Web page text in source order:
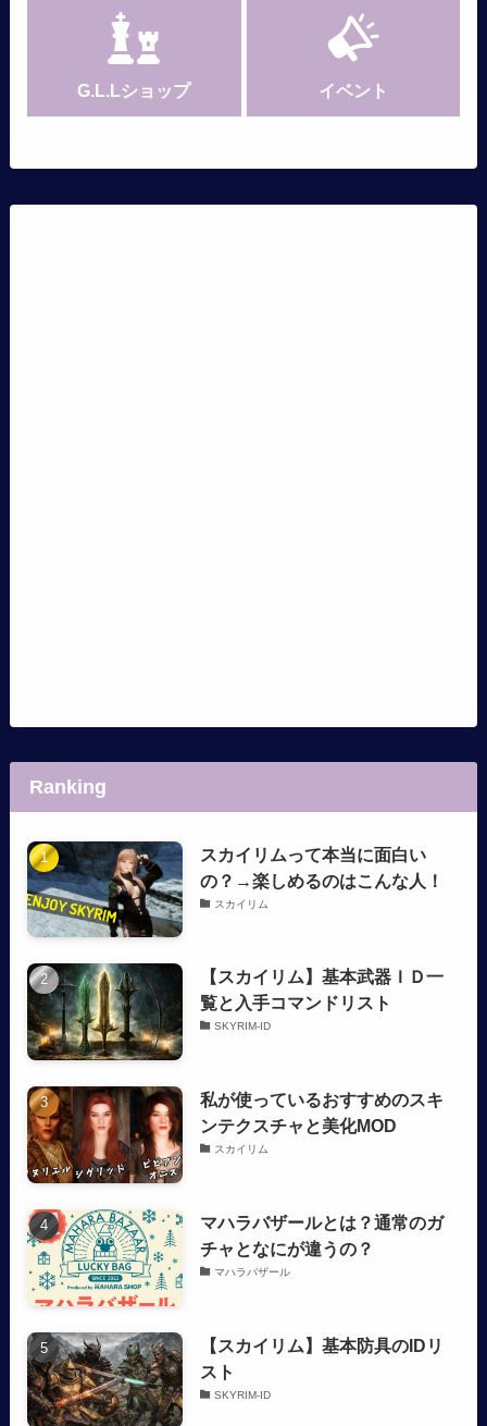
G.L.Lショップ イベント
Ranking
スカイリムって本当に面白い
の？→楽しめるのはこんな人！
スカイリム
【スカイリム】基本武器ＩＤ一
覧と入手コマンドリスト
SKYRIM-ID
私が使っているおすすめのスキ
ンテクスチャと美化MOD
スカイリム
マハラバザールとは？通常のガ
チャとなにが違うの？
マハラバザール
【スカイリム】基本防具のIDリ
スト
SKYRIM-ID